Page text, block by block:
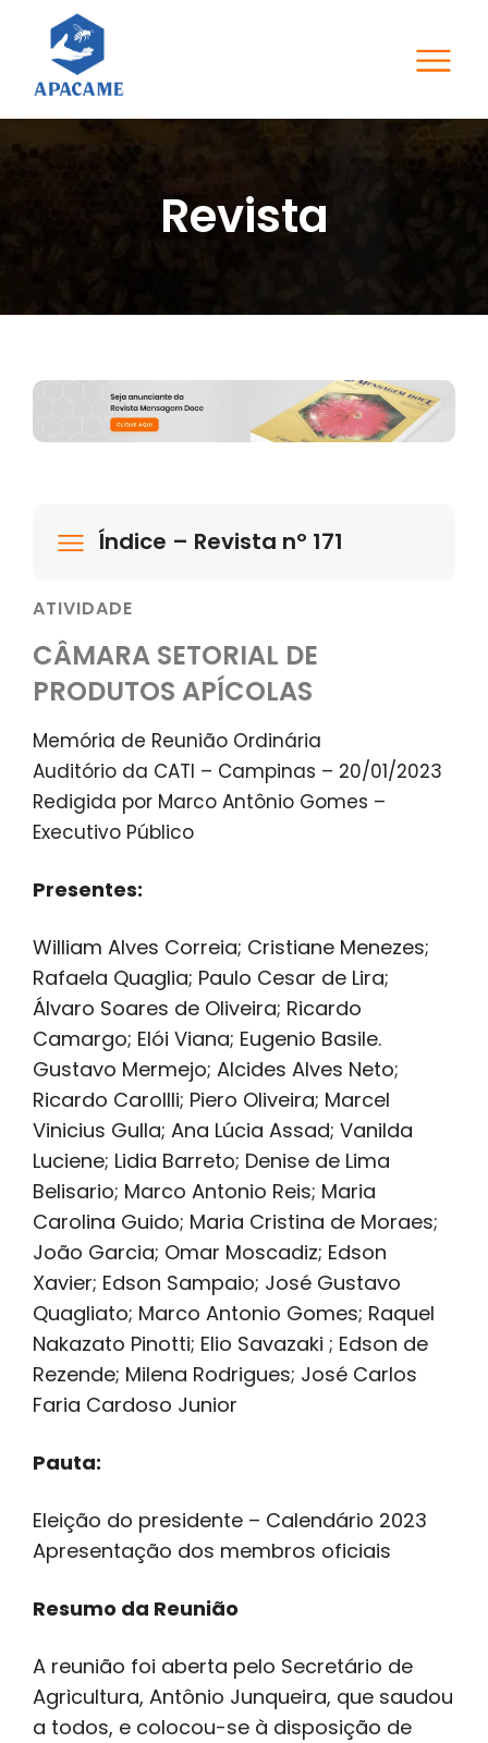
Revista
Índice – Revista nº 171
ATIVIDADE
CÂMARA SETORIAL DE
PRODUTOS APÍCOLAS
Memória de Reunião Ordinária
Auditório da CATI – Campinas – 20/01/2023
Redigida por Marco Antônio Gomes –
Executivo Público
Presentes:
William Alves Correia; Cristiane Menezes;
Rafaela Quaglia; Paulo Cesar de Lira;
Álvaro Soares de Oliveira; Ricardo
Camargo; Elói Viana; Eugenio Basile.
Gustavo Mermejo; Alcides Alves Neto;
Ricardo Carollli; Piero Oliveira; Marcel
Vinicius Gulla; Ana Lúcia Assad; Vanilda
Luciene; Lidia Barreto; Denise de Lima
Belisario; Marco Antonio Reis; Maria
Carolina Guido; Maria Cristina de Moraes;
João Garcia; Omar Moscadiz; Edson
Xavier; Edson Sampaio; José Gustavo
Quagliato; Marco Antonio Gomes; Raquel
Nakazato Pinotti; Elio Savazaki ; Edson de
Rezende; Milena Rodrigues; José Carlos
Faria Cardoso Junior
Pauta:
Eleição do presidente – Calendário 2023
Apresentação dos membros oficiais
Resumo da Reunião
A reunião foi aberta pelo Secretário de
Agricultura, Antônio Junqueira, que saudou
a todos, e colocou-se à disposição de